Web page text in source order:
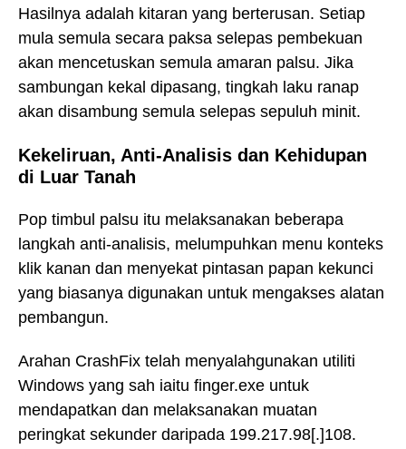
Hasilnya adalah kitaran yang berterusan. Setiap
mula semula secara paksa selepas pembekuan
akan mencetuskan semula amaran palsu. Jika
sambungan kekal dipasang, tingkah laku ranap
akan disambung semula selepas sepuluh minit.
Kekeliruan, Anti-Analisis dan Kehidupan
di Luar Tanah
Pop timbul palsu itu melaksanakan beberapa
langkah anti-analisis, melumpuhkan menu konteks
klik kanan dan menyekat pintasan papan kekunci
yang biasanya digunakan untuk mengakses alatan
pembangun.
Arahan CrashFix telah menyalahgunakan utiliti
Windows yang sah iaitu finger.exe untuk
mendapatkan dan melaksanakan muatan
peringkat sekunder daripada 199.217.98[.]108.